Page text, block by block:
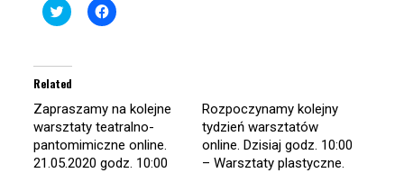
Click
to
(Opens
in
new
window)
Click
to
window)
Related
Zapraszamy na kolejne
warsztaty teatralno-
pantomimiczne online.
21.05.2020 godz. 10:00
Rozpoczynamy kolejny
tydzień warsztatów
online. Dzisiaj godz. 10:00
– Warsztaty plastyczne.